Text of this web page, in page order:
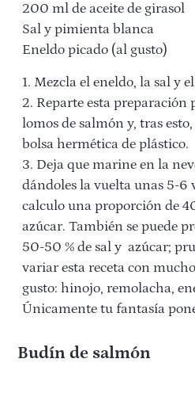
200 ml de aceite de girasol
Sal y pimienta blanca
Eneldo picado (al gusto)
1. Mezcla el eneldo, la sal y
2. Reparte esta preparación
lomos de salmón y, tras
bolsa hermética de plástico.
3. Deja que marine en la
dándoles la vuelta unas 5-6
calculo una proporción de
azúcar. También se puede
50-50 % de sal y azúcar;
variar esta receta con
gusto: hinojo, remolacha,
Únicamente tu fantasía
Budín desalmón